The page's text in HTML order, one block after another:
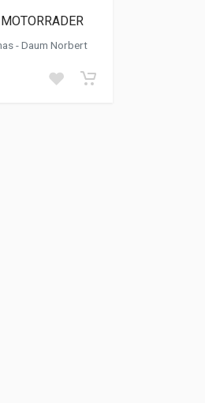
-Daum Norbert